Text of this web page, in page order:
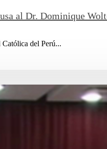
al Dr. Dominique
del Perú...